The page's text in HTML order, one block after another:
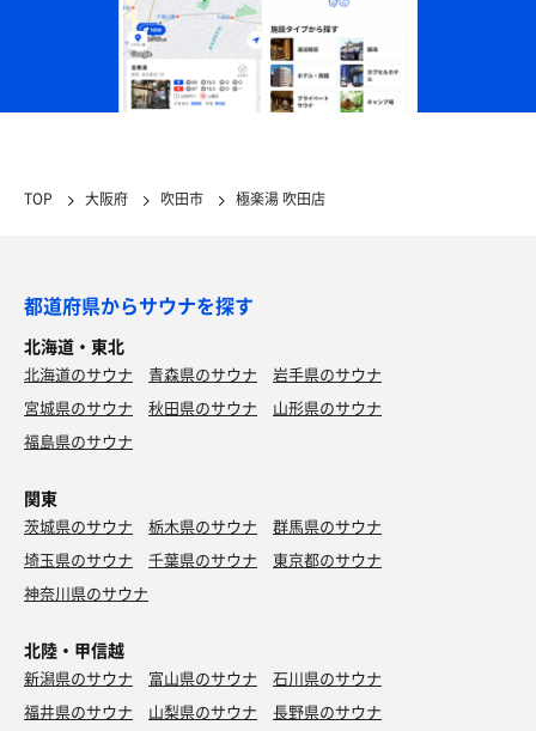
TOP 大阪府 吹田市 極楽湯 吹田店
都道府県からサウナを探す
北海道・東北
北海道のサウナ 青森県のサウナ
岩手県のサウナ
宮城県のサウナ
秋田県のサウナ
山形県のサウナ
福島県のサウナ
関東
茨城県のサウナ 栃木県のサウナ
群馬県のサウナ
埼玉県のサウナ
千葉県のサウナ
東京都のサウナ
神奈川県のサウナ
北陸・甲信越
新潟県のサウナ 富山県のサウナ
石川県のサウナ
福井県のサウナ
山梨県のサウナ 長野県のサウナ